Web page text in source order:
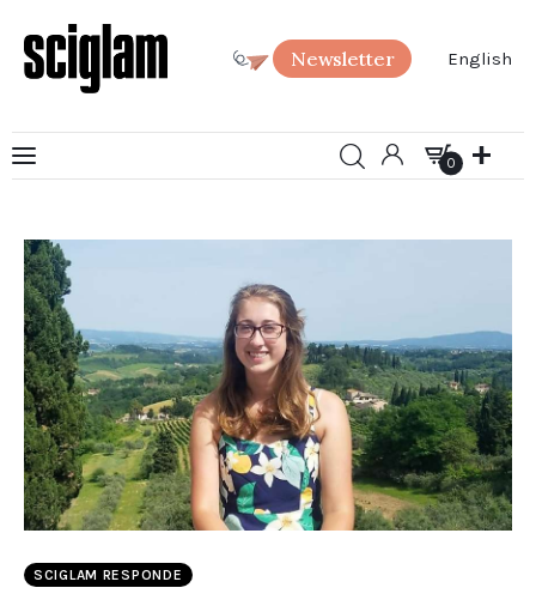
Newsletter English
0
Arte
Ciencia
SciGlam Responde
Acerca de
SCIGLAM RESPONDE